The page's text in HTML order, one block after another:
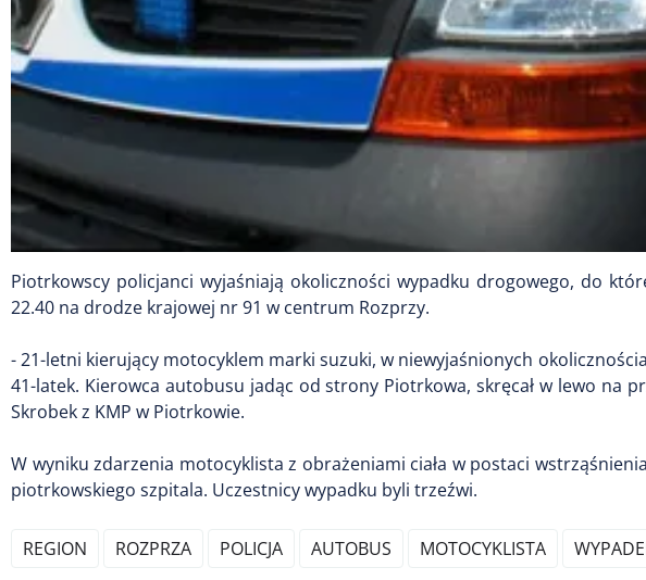
Piotrkowscy policjanci wyjaśniają okoliczności wypadku drogowego, do
22.40 na drodze krajowej nr 91 w centrum Rozprzy.
- 21-letni kierujący motocyklem marki suzuki, w niewyjaśnionych
41-latek. Kierowca autobusu jadąc od strony Piotrkowa, skręcał w lewo na
Skrobek z KMP w Piotrkowie.
W wyniku zdarzenia motocyklista z obrażeniami ciała w postaci
piotrkowskiego szpitala. Uczestnicy wypadku byli trzeźwi.
REGION ROZPRZA POLICJA AUTOBUS MOTOCYKLISTA